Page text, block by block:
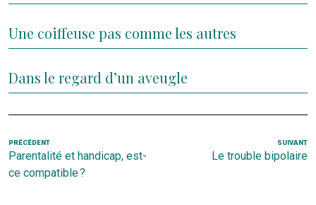
Une coiffeuse pas comme les autres
Dans le regard d’un aveugle
Navigation
de
l’article
Article
précédent
PRÉCÉDENT
Parentalité et handicap, est-
ce compatible ?
SUIVANT
Le trouble bipolaire